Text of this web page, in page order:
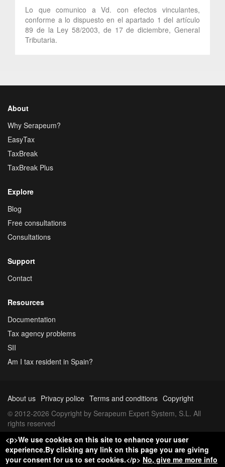
Lo que comunico a Vd. con efectos vinculantes,
conforme a lo dispuesto en el apartado 1 del artículo
89 de la Ley 58/2003, de 17 de diciembre, General
Tributaria.
About
Why Serapeum?
EasyTax
TaxBreak
TaxBreak Plus
Explore
Blog
Free consultations
Consultations
Support
Contact
Resources
Documentation
Tax agency problems
SII
Am I tax resident in Spain?
About us Privacy police Terms and conditions Copyright
© 2012-2026 Copyright by Serapeum Expert System, S.L. All
rights reserved
<p>We use cookies on this site to enhance your user
experience.By clicking any link on this page you are giving
your consent for us to set cookies.</p> No, give me more info